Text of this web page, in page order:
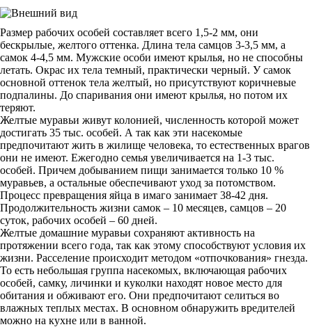
Размер рабочих особей составляет всего 1,5-2 мм, они
бескрылые, желтого оттенка. Длина тела самцов 3-3,5 мм, а
самок 4-4,5 мм. Мужские особи имеют крылья, но не способны
летать. Окрас их тела темный, практически черный. У самок
основной оттенок тела желтый, но присутствуют коричневые
подпалины. До спаривания они имеют крылья, но потом их
теряют.
Желтые муравьи живут колонией, численность которой может
достигать 35 тыс. особей. А так как эти насекомые
предпочитают жить в жилище человека, то естественных врагов
они не имеют. Ежегодно семья увеличивается на 1-3 тыс.
особей. Причем добыванием пищи занимается только 10 %
муравьев, а остальные обеспечивают уход за потомством.
Процесс превращения яйца в имаго занимает 38-42 дня.
Продолжительность жизни самок – 10 месяцев, самцов – 20
суток, рабочих особей – 60 дней.
Желтые домашние муравьи сохраняют активность на
протяжении всего года, так как этому способствуют условия их
жизни. Расселение происходит методом «отпочкования» гнезда.
То есть небольшая группа насекомых, включающая рабочих
особей, самку, личинки и куколки находят новое место для
обитания и обживают его. Они предпочитают селиться во
влажных теплых местах. В основном обнаружить вредителей
можно на кухне или в ванной.